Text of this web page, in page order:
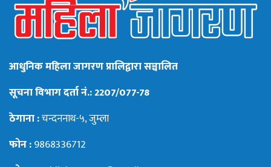
आधुनिक महिला जागरण प्रालिद्वारा सञ्चालित
सूचना विभाग दर्ता नं.: 2207/077-78
ठेगाना :चन्दननाथ-५, जुम्ला
फोन :9868336712